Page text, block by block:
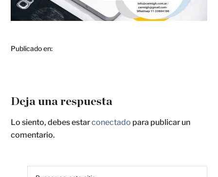
Publicado en:
Deja una respuesta
Lo siento, debes estarconectado para publicar un
comentario.